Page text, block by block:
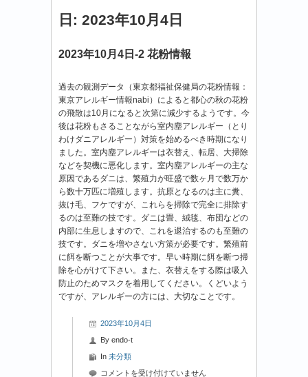
日: 2023年10月4日
2023年10月4日-2 花粉情報
過去の観測データ（東京都福祉保健局の花粉情報：
東京アレルギー情報nabi ）によると都心の秋の花粉
の飛散は10月になると次第に減少するようです。今
後は花粉もさることながら室内塵アレルギー（とり
わけダニアレルギー）対策を始めるべき時期になり
ました。室内塵アレルギーは衣替え、転居、大掃除
などを契機に悪化します。室内塵アレルギーの主な
原因であるダニは、繁殖力が旺盛で数ヶ月で数万か
ら数十万匹に増殖します。抗原となるのは主に糞、
抜け毛、フケですが、これらを掃除で完全に排除す
るのは至難の技です。ダニは畳、絨毯、布団などの
内部に生息しますので、これを退治するのも至難の
技です。ダニを増やさない方策が必要です。繁殖前
に餌を断つことが大事です。早い時期に餌を断つ掃
除を心がけて下さい。また、衣替えをする際は吸入
防止のためマスクを着用してください。くどいよう
ですが、アレルギーの方には、大切なことです。
2023年10月4日
By endo-t
In 未分類
2023
コメントを受け付けていません